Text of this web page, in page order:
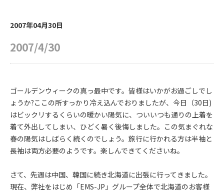
2007年04月30日
2007/4/30
ゴールデンウィークの真っ最中です。皆様はいかがお過ごしでし
ょうか?ここの所すっかり冷え込んでおりましたが、今日（30日)
はビックリするくらいの暖かい陽気に、ついいつも通りの上着を
着て外出してしまい、ひどく暑く後悔しました。この気まぐれな
春の陽気はしばらく続くのでしょう。旅行に行かれる方は半袖と
長袖は両方必要のようです。楽しんできてくださいね。
さて、先週は中国、韓国に続き北海道に出張に行ってきました。
現在、弊社をはじめ「EMS-JP」グループ全体で北海道のお客様